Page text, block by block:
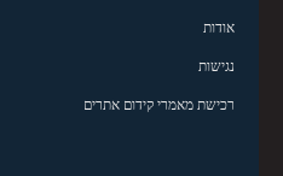
אודות
נגישות
רכישת מאמרי קידום אתרים